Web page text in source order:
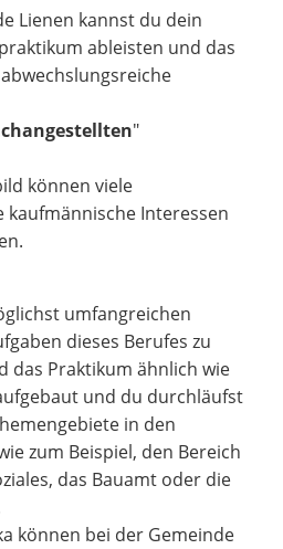
Lienen kannst du dein
ableisten und das
"
können viele
kaufmännische Interessen
umfangreichen
dieses Berufes zu
das Praktikum ähnlich wie
und du durchläufst
in den
zum Beispiel, den Bereich
das Bauamt oder die
können bei der Gemeinde